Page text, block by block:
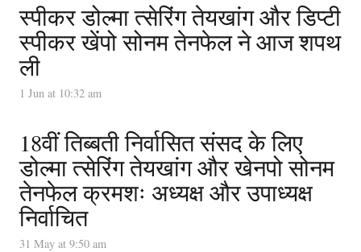
स्पीकर डोल्मा त्सेरिंग तेयखांग और डिप्टी
स्पीकर खेंपो सोनम तेनफेल ने आज शपथ
ली
1 Jun at 10:32 am
18वीं तिब्बती निर्वासित संसद के लिए
डोल्मा त्सेरिंग तेयखांग और खेनपो सोनम
तेनफेल क्रमशः अध्यक्ष और उपाध्यक्ष
निर्वाचित
31 May at 9:50 am